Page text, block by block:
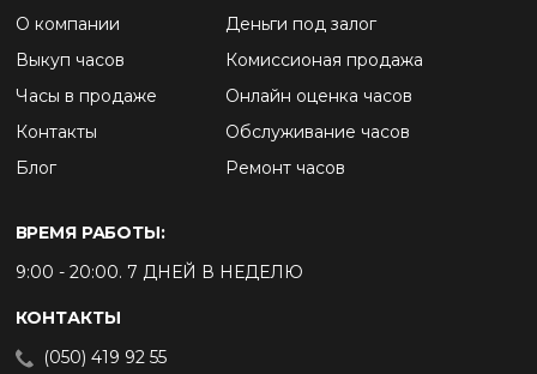
О компании
Выкуп часов
Часы в продаже
Контакты
Блог
Деньги под залог
Комиссионая продажа
Онлайн оценка часов
Обслуживание часов
Ремонт часов
ВРЕМЯ РАБОТЫ:
9:00 - 20:00. 7 ДНЕЙ В НЕДЕЛЮ
КОНТАКТЫ
(050) 419 92 55